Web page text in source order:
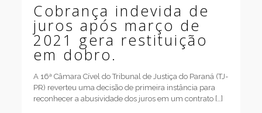
Cobrança indevida de
juros após março de
2021 gera restituição
em dobro.
A 16ª Câmara Cível do Tribunal de Justiça do Paraná (TJ-
PR) reverteu uma decisão de primeira instância para
reconhecer a abusividade dos juros em um contrato […]